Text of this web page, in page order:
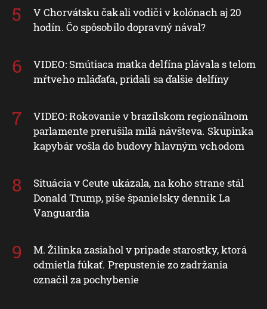
V Chorvátsku čakali vodiči v kolónach aj 20
hodín. Čo spôsobilo dopravný nával?
VIDEO: Smútiaca matka delfína plávala s telom
mŕtveho mláďaťa, pridali sa ďalšie delfíny
VIDEO: Rokovanie v brazílskom regionálnom
parlamente prerušila milá návšteva. Skupinka
kapybár vošla do budovy hlavným vchodom
Situácia v Ceute ukázala, na koho strane stál
Donald Trump, píše španielsky denník La
Vanguardia
M. Žilinka zasiahol v prípade starostky, ktorá
odmietla fúkať. Prepustenie zo zadržania
označil za pochybenie